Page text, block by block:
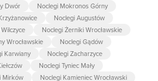
Dwór
Noclegi Mokronos Górny
Noclegi Augustów
Noclegi Żerniki Wrocławskie
Wrocławskie
Noclegi Gądów
Karwiany
Noclegi Zacharzyce
Noclegi Tyniec Mały
Mirków
Noclegi Kamieniec Wrocławski